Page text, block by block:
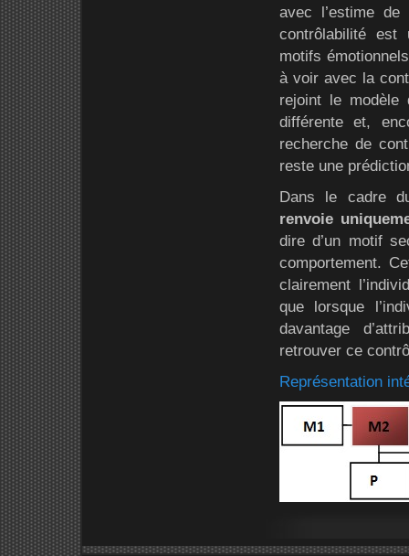
avec l’estime
contrôlabilité est
motifs
à voir avec la
rejoint le modèle
différente et,
recherche de
reste une
Dans le cadre
renvoie
dire d’un motif
comportement.
clairement
que lorsque
davantage
retrouver ce
Représentation